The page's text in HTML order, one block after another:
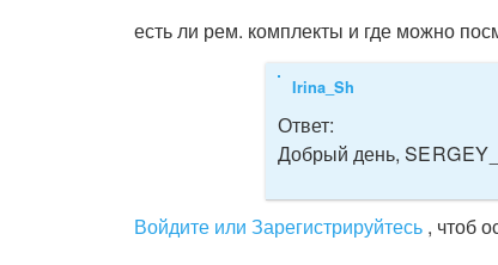
есть ли рем. комплекты и где можно
Irina_Sh
Ответ:
Добрый день,
Войдите или Зарегистрируйтесь , чтоб